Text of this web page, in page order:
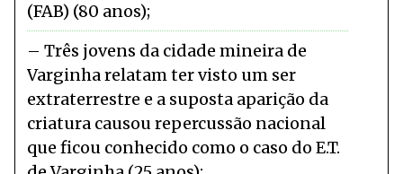
(FAB) (80 anos)
Três jovens da cidade mineira de
Varginha relatam ter visto um ser
extraterrestre e a suposta aparição da
criatura causou repercussão nacional
que ficou conhecido como o caso do E.T.